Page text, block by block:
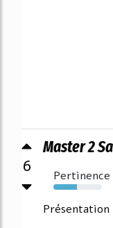
6
Master 2
Pertinence
49%
Présentation